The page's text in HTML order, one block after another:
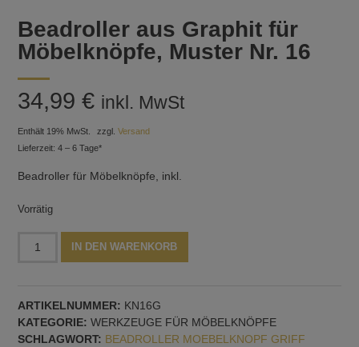
Beadroller aus Graphit für
Möbelknöpfe, Muster Nr. 16
34,99€ inkl. MwSt
Enthält 19% MwSt. zzgl.Versand
Lieferzeit: 4 – 6 Tage*
Beadroller für Möbelknöpfe, inkl.
Vorrätig
Möbelknöpfe,
Muster
Nr.
IN DEN WARENKORB
ARTIKELNUMMER: KN16G
KATEGORIE: WERKZEUGE FÜR MÖBELKNÖPFE
SCHLAGWORT: BEADROLLER MOEBELKNOPF GRIFF